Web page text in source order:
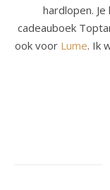
hardlopen.
cadeauboek
ook voor Lume. Ik